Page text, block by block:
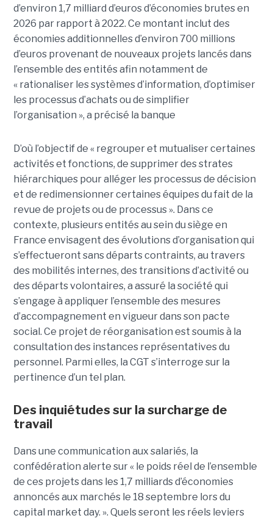
d’environ 1,7 milliard d’euros d’économies brutes en
2026 par rapport à 2022. Ce montant inclut des
économies additionnelles d’environ 700 millions
d’euros provenant de nouveaux projets lancés dans
l’ensemble des entités afin notamment de
« rationaliser les systèmes d’information, d’optimiser
les processus d’achats ou de simplifier
l’organisation », a précisé la banque
D’où l’objectif de « regrouper et mutualiser certaines
activités et fonctions, de supprimer des strates
hiérarchiques pour alléger les processus de décision
et de redimensionner certaines équipes du fait de la
revue de projets ou de processus ». Dans ce
contexte, plusieurs entités au sein du siège en
France envisagent des évolutions d’organisation qui
s’effectueront sans départs contraints, au travers
des mobilités internes, des transitions d’activité ou
des départs volontaires, a assuré la société qui
s’engage à appliquer l’ensemble des mesures
d’accompagnement en vigueur dans son pacte
social. Ce projet de réorganisation est soumis à la
consultation des instances représentatives du
personnel. Parmi elles, la CGT s’interroge sur la
pertinence d’un tel plan.
Des inquiétudes sur la surcharge de
travail
Dans une communication aux salariés, la
confédération alerte sur « le poids réel de l’ensemble
de ces projets dans les 1,7 milliards d’économies
annoncés aux marchés le 18 septembre lors du
capital market day. ». Quels seront les réels leviers